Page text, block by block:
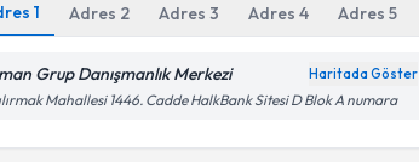
1 Adres 2 Adres3 Adres4 Adres5
Grup Danışmanlık Merkezi Haritada Göster
Mahallesi 1446. Cadde HalkBank Sitesi D Blok A numara